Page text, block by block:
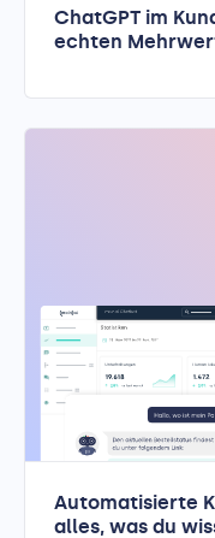
ChatGPT im
echten
Automatisierte
alles, was du